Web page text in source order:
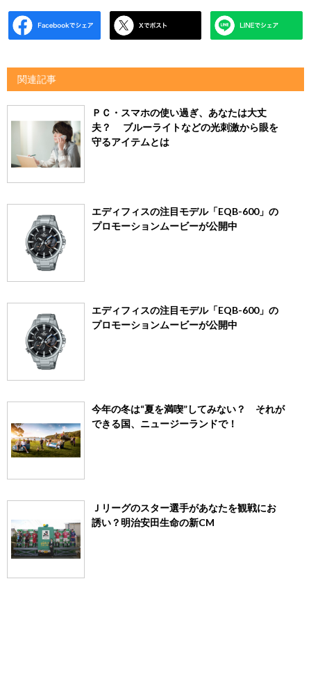
関連記事
ＰＣ・スマホの使い過ぎ、あなたは大丈
夫？ ブルーライトなどの光刺激から眼を
守るアイテムとは
エディフィスの注目モデル「EQB-600」の
プロモーションムービーが公開中
エディフィスの注目モデル「EQB-600」の
プロモーションムービーが公開中
今年の冬は“夏を満喫”してみない？ それが
できる国、ニュージーランドで！
Ｊリーグのスター選手があなたを観戦にお
誘い？明治安田生命の新CM